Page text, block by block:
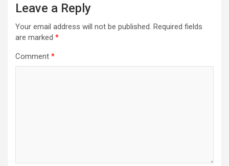
Leave a Reply
Your email address will not be published. Required fields
are marked *
Comment *